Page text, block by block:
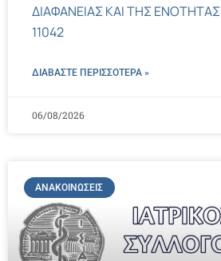
ΔΙΑΦΑΝΕΙΑΣ ΚΑΙ ΤΗΣ
11042
ΔΙΑΒΑΣΤΕ ΠΕΡΙΣΣΌΤΕΡΑ »
06/08/2026
ΑΝΑΚΟΙΝΏΣΕΙΣ